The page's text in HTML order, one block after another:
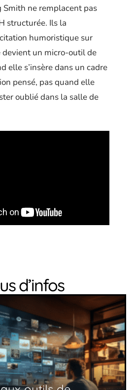
Smith ne remplacent pas
structurée. Ils la
humoristique sur
devient un micro-outil de
elle s’insère dans un cadre
pensé, pas quand elle
oublié dans la salle de
d’infos